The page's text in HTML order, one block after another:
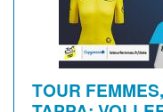
TOUR